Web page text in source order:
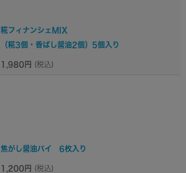
糀フィナンシェMIX
（糀3個・香ばし醤油2個）5個入り
1,980円 (税込)
焦がし醤油パイ 6枚入り
1,200円 (税込)